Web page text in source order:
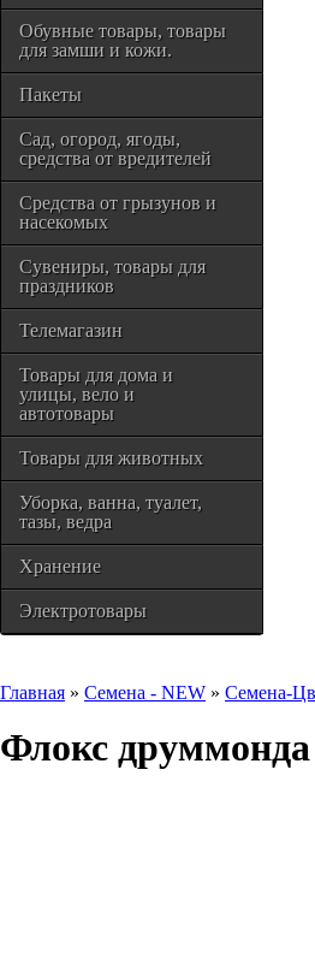
Обувные товары, товары
для замши и кожи.
Пакеты
Сад, огород, ягоды,
средства от вредителей
Средства от грызунов и
насекомых
Сувениры, товары для
праздников
Телемагазин
Товары для дома и
улицы, вело и
автотовары
Товары для животных
Уборка, ванна, туалет,
тазы, ведра
Хранение
Электротовары
Главная » Семена - NEW » Семена-
Флокс